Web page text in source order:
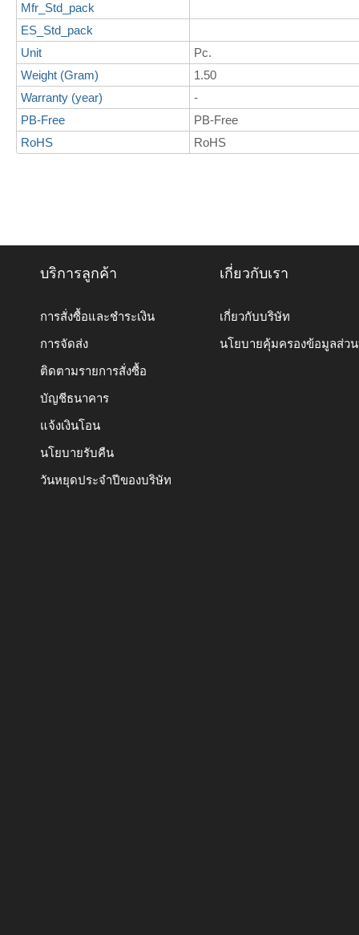
Mfr_Std_pack
ES_Std_pack
Unit
Pc.
Weight (Gram)
1.50
Warranty (year)
-
PB-Free
PB-Free
RoHS
RoHS
บริการลูกค้า
การสั่งซื้อและชำระเงิน
การจัดส่ง
ติดตามรายการสั่งซื้อ
บัญชีธนาคาร
แจ้งเงินโอน
นโยบายรับคืน
วันหยุดประจำปีของบริษัท
เกี่ยวกับเรา
เกี่ยวกับบริษัท
นโยบายคุ้มครองข้อมูลส่ว